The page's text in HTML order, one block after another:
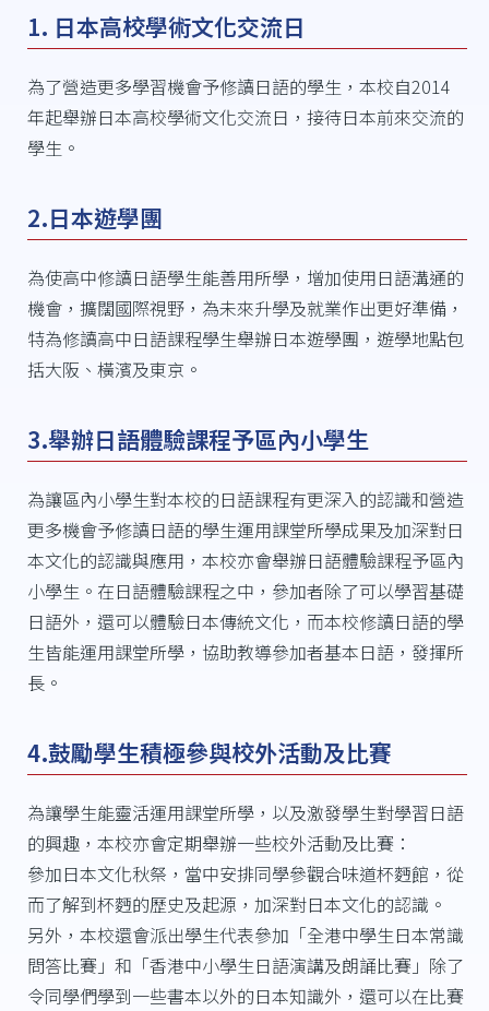
1. 日本高校學術文化交流日
為了營造更多學習機會予修讀日語的學生，本校自2014
年起舉辦日本高校學術文化交流日，接待日本前來交流的
學生。
2.日本遊學團
為使高中修讀日語學生能善用所學，增加使用日語溝通的
機會，擴闊國際視野，為未來升學及就業作出更好準備，
特為修讀高中日語課程學生舉辦日本遊學團，遊學地點包
括大阪、橫濱及東京。
3.舉辦日語體驗課程予區內小學生
為讓區內小學生對本校的日語課程有更深入的認識和營造
更多機會予修讀日語的學生運用課堂所學成果及加深對日
本文化的認識與應用，本校亦會舉辦日語體驗課程予區內
小學生。在日語體驗課程之中，參加者除了可以學習基礎
日語外，還可以體驗日本傳統文化，而本校修讀日語的學
生皆能運用課堂所學，協助教導參加者基本日語，發揮所
長。
4.鼓勵學生積極參與校外活動及比賽
為讓學生能靈活運用課堂所學，以及激發學生對學習日語
的興趣，本校亦會定期舉辦一些校外活動及比賽：
參加日本文化秋祭，當中安排同學參觀合味道杯麪館，從
而了解到杯麪的歷史及起源，加深對日本文化的認識。
另外，本校還會派出學生代表參加「全港中學生日本常識
問答比賽」和「香港中小學生日語演講及朗誦比賽」除了
令同學們學到一些書本以外的日本知識外，還可以在比賽